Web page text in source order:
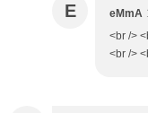
E eMmA
<br />
<br />